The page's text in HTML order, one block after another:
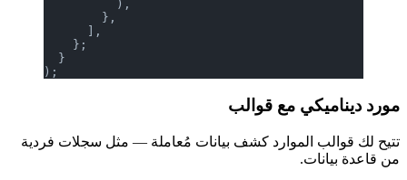
          ),
        },
      ],
    };
  }
);
مورد ديناميكي مع قوالب
تتيح لك قوالب الموارد كشف بيانات مُعاملة — مثل سجلات فردية
من قاعدة بيانات.